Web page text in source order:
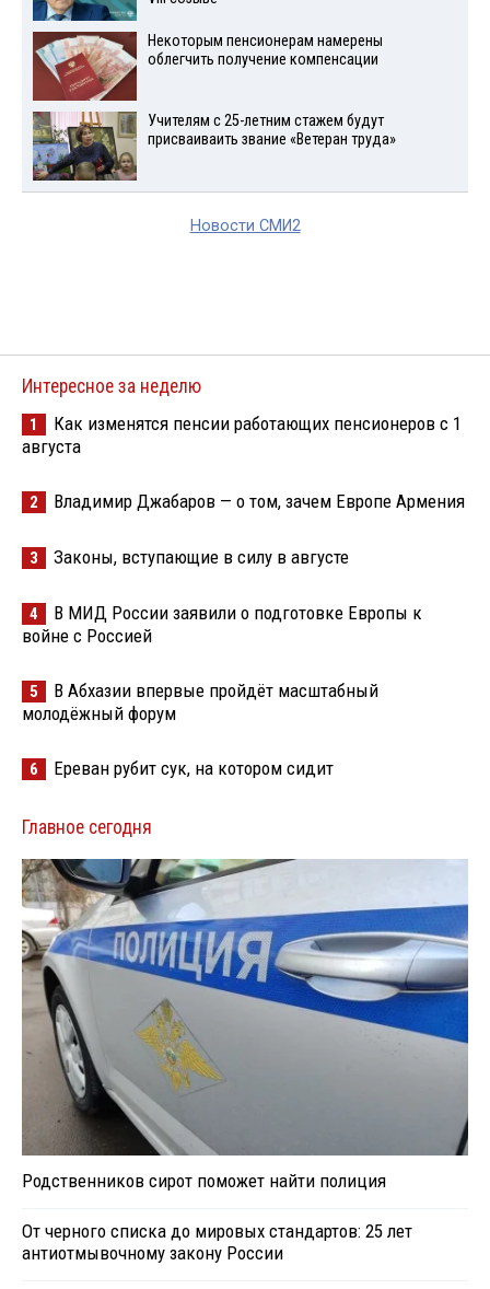
Некоторым пенсионерам намерены
облегчить получение компенсации
Учителям с 25-летним стажем будут
присваиваить звание «Ветеран труда»
Новости СМИ2
Интересное за неделю
1
Как изменятся пенсии работающих пенсионеров с 1
августа
2 Владимир Джабаров — о том, зачем Европе Армения
3 Законы, вступающие в силу в августе
4
В МИД России заявили о подготовке Европы к
войне с Россией
5
В Абхазии впервые пройдёт масштабный
молодёжный форум
6 Ереван рубит сук, на котором сидит
Главное сегодня
Родственников сирот поможет найти полиция
От черного списка до мировых стандартов: 25 лет
антиотмывочному закону России